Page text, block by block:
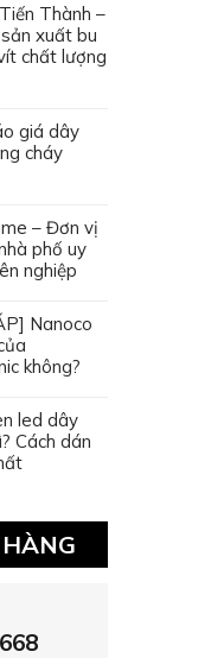
Thành –
xuất bu
chất lượng
giá dây
cháy
– Đơn vị
phố uy
nghiệp
Nanoco
không?
led dây
Cách dán